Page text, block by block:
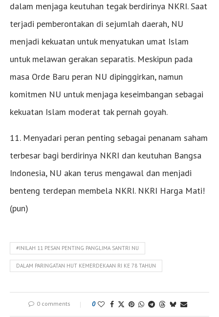
dalam menjaga keutuhan tegak berdirinya NKRI. Saat
terjadi pemberontakan di sejumlah daerah, NU
menjadi kekuatan untuk menyatukan umat Islam
untuk melawan gerakan separatis. Meskipun pada
masa Orde Baru peran NU dipinggirkan, namun
komitmen NU untuk menjaga keseimbangan sebagai
kekuatan Islam moderat tak pernah goyah.
11. Menyadari peran penting sebagai penanam saham
terbesar bagi berdirinya NKRI dan keutuhan Bangsa
Indonesia, NU akan terus mengawal dan menjadi
benteng terdepan membela NKRI. NKRI Harga Mati!
(pun)
#INILAH 11 PESAN PENTING PANGLIMA SANTRI NU
DALAM PARINGATAN HUT KEMERDEKAAN RI KE 78 TAHUN
0 comments 0